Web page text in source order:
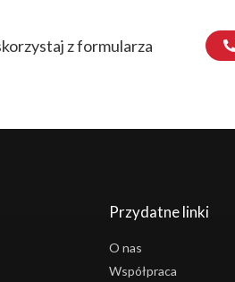
z formularza
Przydatne linki
O nas
Współpraca